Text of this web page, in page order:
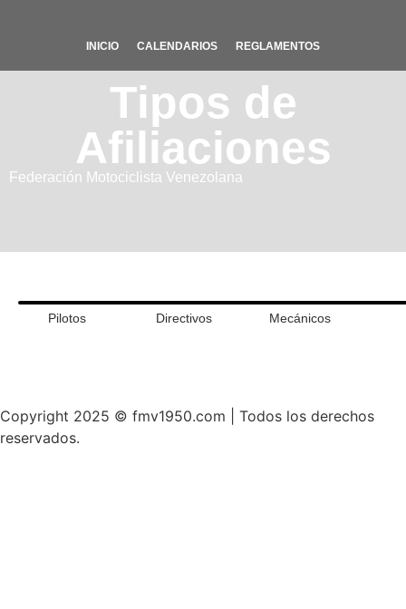
INICIO CALENDARIOS REGLAMENTOS
Tipos de
Afiliaciones
Federación Motociclista Venezolana
Pilotos Directivos Mecánicos
Copyright 2025 © fmv1950.com | Todos los derechos
reservados.